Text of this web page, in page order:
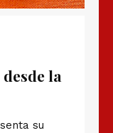
la
su